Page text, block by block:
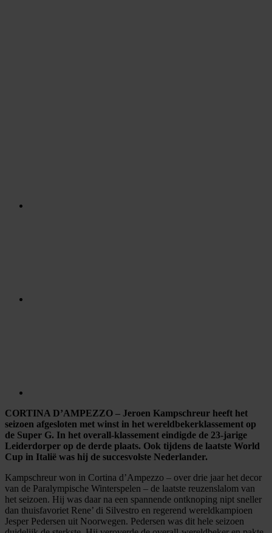
CORTINA D’AMPEZZO – Jeroen Kampschreur heeft het
seizoen afgesloten met winst in het wereldbekerklassement op
de Super G. In het overall-klassement eindigde de 23-jarige
Leiderdorper op de derde plaats. Ook tijdens de laatste World
Cup in Italië was hij de succesvolste Nederlander.
Kampschreur won in Cortina d’Ampezzo – over drie jaar het decor
van de Paralympische Winterspelen – de laatste reuzenslalom van
het seizoen. Hij was daar na een spannende ontknoping nipt sneller
dan thuisfavoriet Rene’ di Silvestro en regerend wereldkampioen
Jesper Pedersen uit Noorwegen. Pedersen was dit hele seizoen